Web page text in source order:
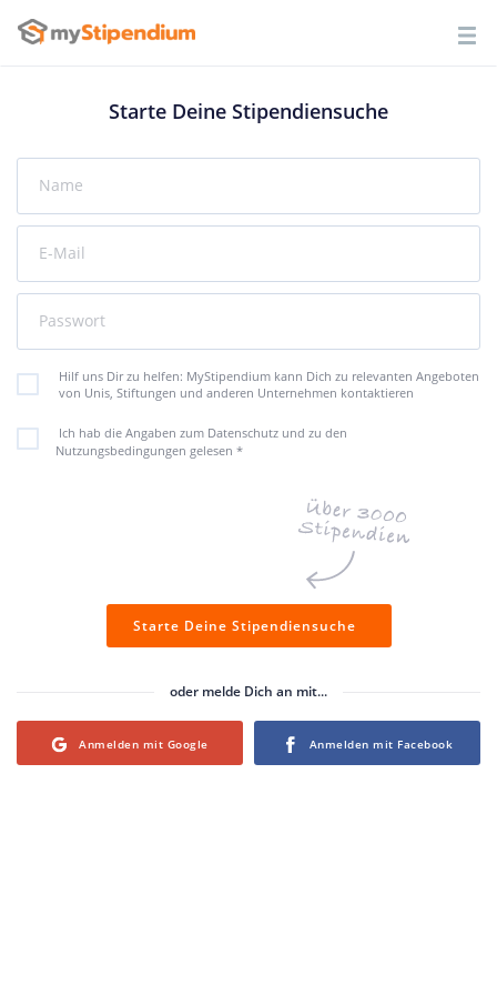
Starte Deine Stipendiensuche
Name
E-Mail
Passwort
Hilf uns Dir zu helfen: MyStipendium kann Dich zu relevanten Angeboten
von Unis, Stiftungen und anderen Unternehmen kontaktieren
Ich hab die Angaben zum Datenschutz und zu den
Nutzungsbedingungen gelesen *
Starte Deine Stipendiensuche
oder melde Dich an mit...
Login with Google Login with Facebook